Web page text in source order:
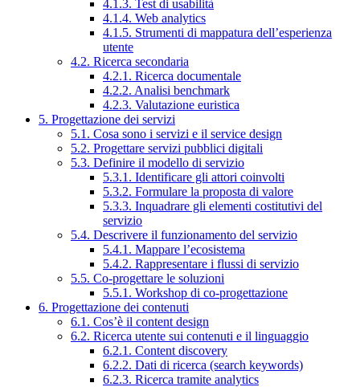
4.1.3. Test di usabilità
4.1.4. Web analytics
4.1.5. Strumenti di mappatura dell’esperienza
utente
4.2. Ricerca secondaria
4.2.1. Ricerca documentale
4.2.2. Analisi benchmark
4.2.3. Valutazione euristica
5. Progettazione dei servizi
5.1. Cosa sono i servizi e il service design
5.2. Progettare servizi pubblici digitali
5.3. Definire il modello di servizio
5.3.1. Identificare gli attori coinvolti
5.3.2. Formulare la proposta di valore
5.3.3. Inquadrare gli elementi costitutivi del
servizio
5.4. Descrivere il funzionamento del servizio
5.4.1. Mappare l’ecosistema
5.4.2. Rappresentare i flussi di servizio
5.5. Co-progettare le soluzioni
5.5.1. Workshop di co-progettazione
6. Progettazione dei contenuti
6.1. Cos’è il content design
6.2. Ricerca utente sui contenuti e il linguaggio
6.2.1. Content discovery
6.2.2. Dati di ricerca (search keywords)
6.2.3. Ricerca tramite analytics